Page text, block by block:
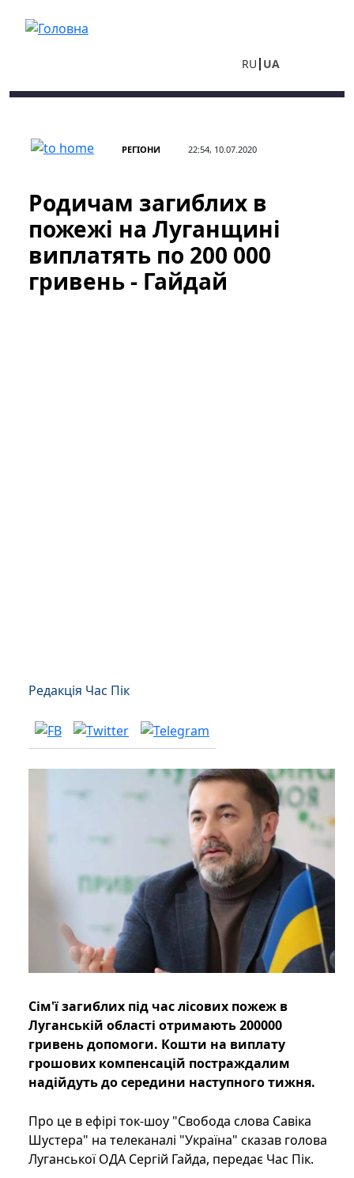
RU UA
РЕГІОНИ 22:54, 10.07.2020
Родичам загиблих в
пожежі на Луганщині
виплатять по 200 000
гривень - Гайдай
Редакція Час Пік
Сім'ї загиблих під час лісових пожеж в
Луганській області отримають 200000
гривень допомоги. Кошти на виплату
грошових компенсацій постраждалим
надійдуть до середини наступного тижня.
Про це в ефірі ток-шоу "Свобода слова Савіка
Шустера" на телеканалі "Україна" сказав голова
Луганської ОДА Сергій Гайда, передає Час Пік.